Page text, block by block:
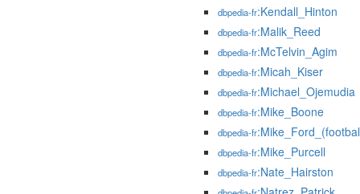
dbpedia-fr:Kendall_Hinton
dbpedia-fr:Malik_Reed
dbpedia-fr:McTelvin_Agim
dbpedia-fr:Micah_Kiser
dbpedia-fr:Michael_Ojemudia
dbpedia-fr:Mike_Boone
dbpedia-fr
dbpedia-fr:Mike_Purcell
dbpedia-fr:Nate_Hairston